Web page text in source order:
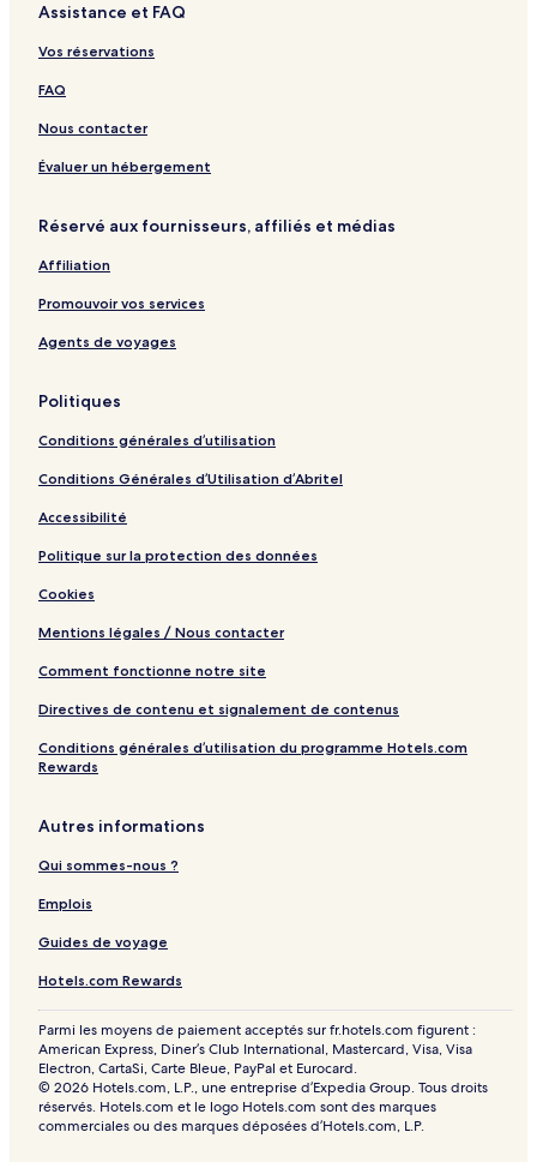
Assistance et FAQ
Vos réservations
FAQ
Nous contacter
Évaluer un hébergement
Réservé aux fournisseurs, affiliés et médias
Affiliation
Promouvoir vos services
Agents de voyages
Politiques
Conditions générales d’utilisation
Conditions Générales d’Utilisation d’Abritel
Accessibilité
Politique sur la protection des données
Cookies
Mentions légales / Nous contacter
Comment fonctionne notre site
Directives de contenu et signalement de contenus
Conditions générales d’utilisation du programme Hotels.com
Rewards
Autres informations
Qui sommes-nous ?
Emplois
Guides de voyage
Hotels.com Rewards
Parmi les moyens de paiement acceptés sur fr.hotels.com figurent :
American Express, Diner’s Club International, Mastercard, Visa, Visa
Electron, CartaSi, Carte Bleue, PayPal et Eurocard.
© 2026 Hotels.com, L.P., une entreprise d’Expedia Group. Tous droits
réservés. Hotels.com et le logo Hotels.com sont des marques
commerciales ou des marques déposées d’Hotels.com, L.P.